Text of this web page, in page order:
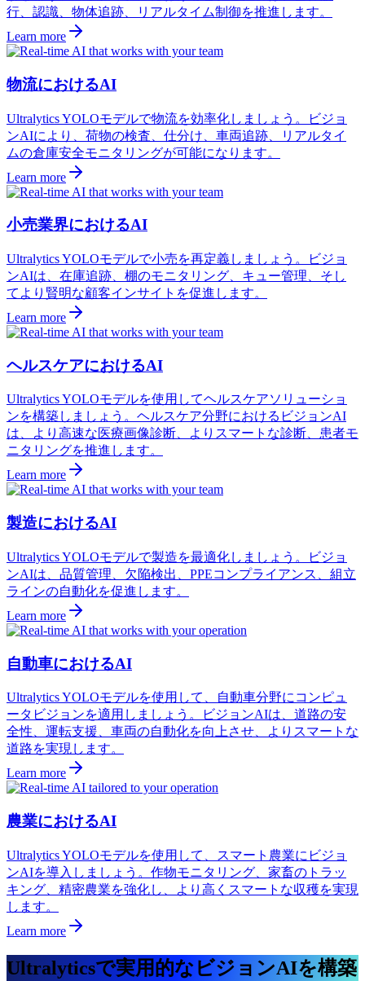
行、認識、物体追跡、リアルタイム制御を推進します。
Learn more
物流におけるAI
Ultralytics YOLOモデルで物流を効率化しましょう。ビジョ
ンAIにより、荷物の検査、仕分け、車両追跡、リアルタイ
ムの倉庫安全モニタリングが可能になります。
Learn more
小売業界におけるAI
Ultralytics YOLOモデルで小売を再定義しましょう。ビジョ
ンAIは、在庫追跡、棚のモニタリング、キュー管理、そし
てより賢明な顧客インサイトを促進します。
Learn more
ヘルスケアにおけるAI
Ultralytics YOLOモデルを使用してヘルスケアソリューショ
ンを構築しましょう。ヘルスケア分野におけるビジョンAI
は、より高速な医療画像診断、よりスマートな診断、患者モ
ニタリングを推進します。
Learn more
製造におけるAI
Ultralytics YOLOモデルで製造を最適化しましょう。ビジョ
ンAIは、品質管理、欠陥検出、PPEコンプライアンス、組立
ラインの自動化を促進します。
Learn more
自動車におけるAI
Ultralytics YOLOモデルを使用して、自動車分野にコンピュ
ータビジョンを適用しましょう。ビジョンAIは、道路の安
全性、運転支援、車両の自動化を向上させ、よりスマートな
道路を実現します。
Learn more
農業におけるAI
Ultralytics YOLOモデルを使用して、スマート農業にビジョ
ンAIを導入しましょう。作物モニタリング、家畜のトラッ
キング、精密農業を強化し、より高くスマートな収穫を実現
します。
Learn more
Ultralyticsで実用的なビジョンAIを構築